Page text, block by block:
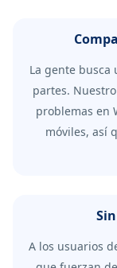
La gente
partes.
problemas en
móviles, así
A los usuarios